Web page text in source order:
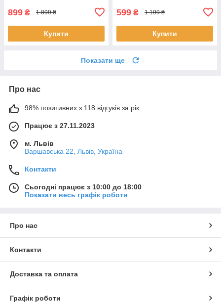
899 ₴ 1 899 ₴
Купити
599 ₴ 1 199 ₴
Купити
Показати ще
Про нас
98% позитивних з 118 відгуків за рік
Працює з 27.11.2023
м. Львів
Варшавська 22, Львів, Україна
Контакти
Сьогодні працює з 10:00 до 18:00
Показати весь графік роботи
Про нас
Контакти
Доставка та оплата
Графік роботи